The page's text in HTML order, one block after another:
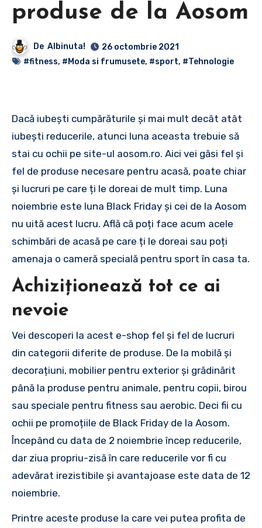
produse de la Aosom
De Albinuta!
26 octombrie 2021
#fitness, #Moda si frumusete, #sport, #Tehnologie
Dacă iubești cumpărăturile și mai mult decât atât
iubești reducerile, atunci luna aceasta trebuie să
stai cu ochii pe site-ul aosom.ro. Aici vei găsi fel și
fel de produse necesare pentru acasă, poate chiar
și lucruri pe care ți le doreai de mult timp. Luna
noiembrie este luna Black Friday și cei de la Aosom
nu uită acest lucru. Află că poți face acum acele
schimbări de acasă pe care ți le doreai sau poți
amenaja o cameră specială pentru sport în casa ta.
Achiziționează tot ce ai
nevoie
Vei descoperi la acest e-shop fel și fel de lucruri
din categorii diferite de produse. De la mobilă și
decorațiuni, mobilier pentru exterior și grădinărit
până la produse pentru animale, pentru copii, birou
sau speciale pentru fitness sau aerobic. Deci fii cu
ochii pe promoțiile de Black Friday de la Aosom.
Începând cu data de 2 noiembrie încep reducerile,
dar ziua propriu-zisă în care reducerile vor fi cu
adevărat irezistibile și avantajoase este data de 12
noiembrie.
Printre aceste produse la care vei putea profita de